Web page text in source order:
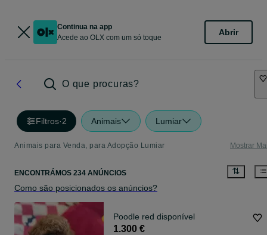
Continua na app
Acede ao OLX com um só toque
Abrir
O que procuras?
Filtros·2 Animais Lumiar
Animais para Venda, para Adopção Lumiar Mostrar
ENCONTRÁMOS 234 ANÚNCIOS
Como são posicionados os anúncios?
Poodle red disponível
1.300 €